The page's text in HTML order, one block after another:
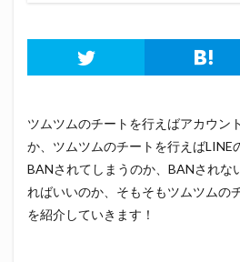
ツムツムのチートを行えばアカウン
か、ツムツムのチートを行えばLINE
BANされてしまうのか、BANされな
ればいいのか、そもそもツムツムの
を紹介していきます！